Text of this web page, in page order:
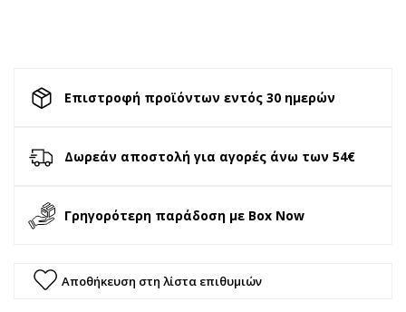
Επιστροφή προϊόντων εντός 30 ημερών
Δωρεάν αποστολή για αγορές άνω των 54€
Γρηγορότερη παράδοση με Box Now
Αποθήκευση στη λίστα επιθυμιών